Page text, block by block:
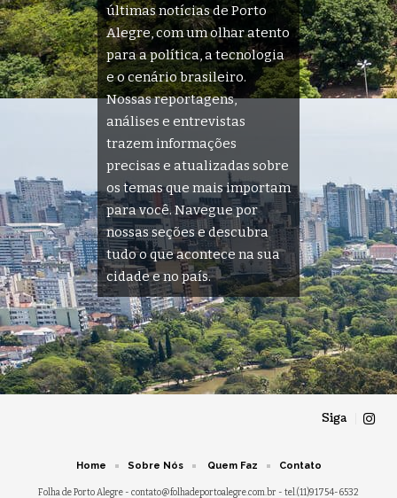
últimas notícias de Porto
Alegre, com um olhar atento
para a política, a tecnologia
e o cenário brasileiro.
Nossas reportagens,
análises e entrevistas
trazem informações
precisas e atualizadas sobre
os temas que mais importam
para você. Navegue por
nossas seções e descubra
tudo o que acontece na sua
cidade e no país.
Siga
Folha de Porto Alegre - contato@folhadeportoalegre.com.br - tel.(11)91754-6532
Home Sobre Nós Quem Faz Contato